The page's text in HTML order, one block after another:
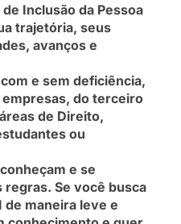
Inclusão da Pessoa
trajetória, seus
avanços e
e sem deficiência,
do terceiro
de Direito,
ou
e se
regras. Se você busca
de maneira leve e